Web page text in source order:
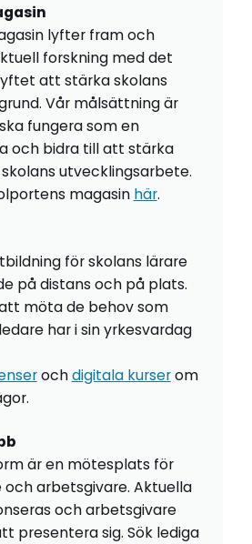
lyfter fram och
forskning med det
att stärka skolans
Vår målsättning är
fungera som en
och bidra till att stärka
utvecklingsarbete.
magasin här.
för skolans lärare
på distans och på plats.
möta de behov som
har i sin yrkesvardag
ochdigitala kurserom
är en mötesplats för
arbetsgivare. Aktuella
och arbetsgivare
presentera sig. Sök lediga